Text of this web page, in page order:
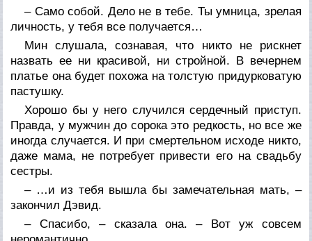
– Само собой. Дело не в тебе. Ты умница, зрелая
личность, у тебя все получается…
Мин слушала, сознавая, что никто не рискнет
назвать ее ни красивой, ни стройной. В вечернем
платье она будет похожа на толстую придурковатую
пастушку.
Хорошо бы у него случился сердечный приступ.
Правда, у мужчин до сорока это редкость, но все же
иногда случается. И при смертельном исходе никто,
даже мама, не потребует привести его на свадьбу
сестры.
– …и из тебя вышла бы замечательная мать, –
закончил Дэвид.
– Спасибо, – сказала она. – Вот уж совсем